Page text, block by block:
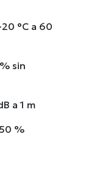
°C a 60
sin
a 1 m
%